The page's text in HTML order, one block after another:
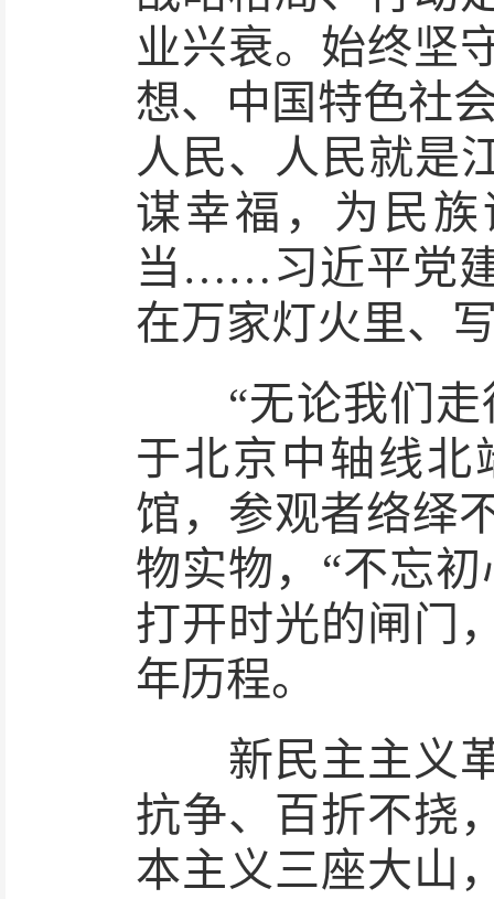
业兴衰。始终坚
想、中国特色社
人民、人民就是
谋幸福，为民
当……习近平党
在万家灯火里、
“无论我们走
于北京中轴线北
馆，参观者络绎
物实物，“不忘
打开时光的闸门
年历程。
新民主主义革
抗争、百折不挠
本主义三座大山